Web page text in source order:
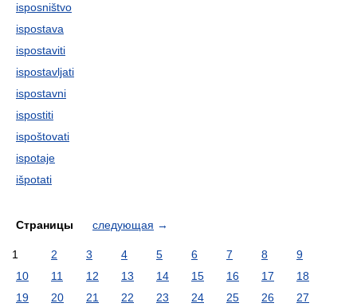
isposništvo
ispostava
ispostaviti
ispostavljati
ispostavni
ispostiti
ispoštovati
ispotaje
išpotati
Страницы следующая →
1 2 3 4 5 6 7 8
9
10
11 12 13 14 15 16 17
18
19
20 21 22 23 24 25 26 27